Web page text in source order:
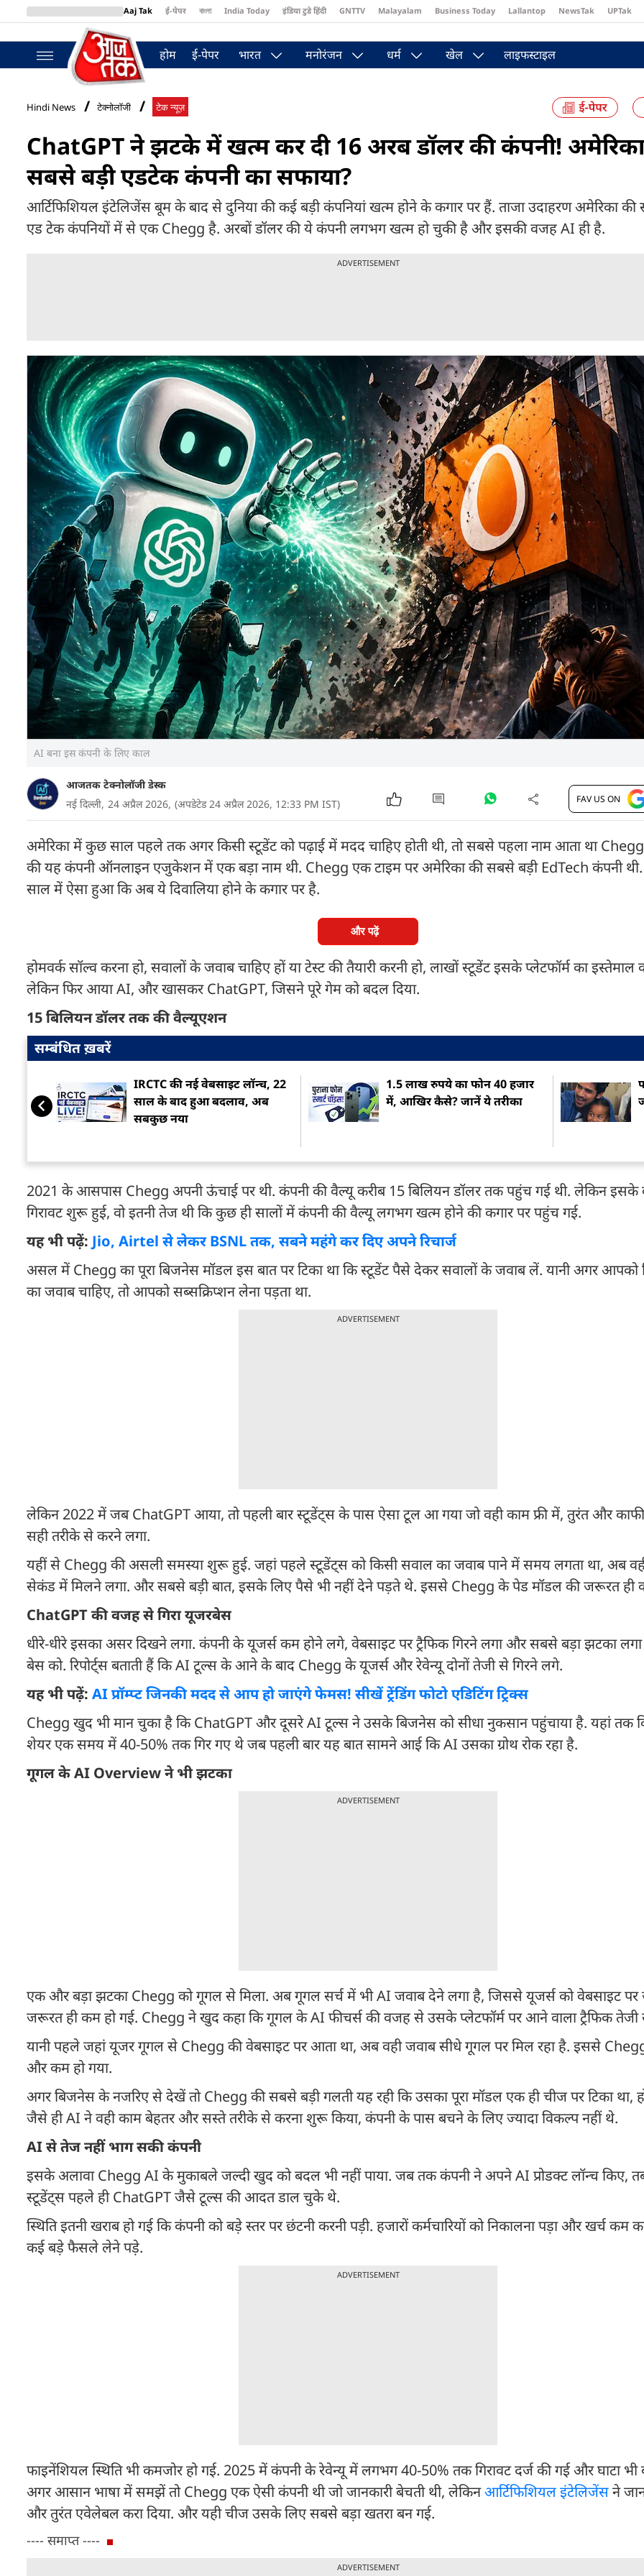
Aaj Tak ई-पेपर বাংলা India Today इंडिया टुडे हिंदी GNTTV Malayalam Business Today Lallantop NewsTak UPTak
BT Bazaar
होम ई-पेपर भारत मनोरंजन धर्म खेल लाइफस्टाइल
Hindi News टेक्नोलॉजी टेक न्यूज़
ChatGPT ने झटके में खत्म कर दी 16 अरब डॉलर की कंपनी!
सबसे बड़ी एडटेक कंपनी का सफाया?
आर्टिफिशियल इंटेलिजेंस बूम के बाद से दुनिया की कई बड़ी कंपनियां खत्म होने के कगार पर हैं. ताजा उदाहरण अमेरिका की
एड टेक कंपनियों में से एक Chegg है. अरबों डॉलर की ये कंपनी लगभग खत्म हो चुकी है और इसकी वजह AI ही है.
ADVERTISEMENT
AI बना इस कंपनी के लिए काल
आजतक टेक्नोलॉजी डेस्क
नई दिल्ली, 24 अप्रैल 2026, (अपडेटेड 24 अप्रैल 2026, 12:33 PM IST) FAV US ON
अमेरिका में कुछ साल पहले तक अगर किसी स्टूडेंट को पढ़ाई में मदद चाहिए होती थी, तो सबसे पहला नाम आता था
की यह कंपनी ऑनलाइन एजुकेशन में एक बड़ा नाम थी. Chegg एक टाइम पर अमेरिका की सबसे बड़ी EdTech कंपनी
साल में ऐसा हुआ कि अब ये दिवालिया होने के कगार पर है.
और पढ़ें
होमवर्क सॉल्व करना हो, सवालों के जवाब चाहिए हों या टेस्ट की तैयारी करनी हो, लाखों स्टूडेंट इसके प्लेटफॉर्म का
लेकिन फिर आया AI, और खासकर ChatGPT, जिसने पूरे गेम को बदल दिया.
15 बिलियन डॉलर तक की वैल्यूएशन
सम्बंधित ख़बरें
IRCTC की नई वेबसाइट लॉन्च, 22
साल के बाद हुआ बदलाव, अब
सबकुछ नया
1.5 लाख रुपये का फोन 40 हजार
में, आखिर कैसे? जानें ये तरीका
2021 के आसपास Chegg अपनी ऊंचाई पर थी. कंपनी की वैल्यू करीब 15 बिलियन डॉलर तक पहुंच गई थी. लेकिन इसके
गिरावट शुरू हुई, वो इतनी तेज थी कि कुछ ही सालों में कंपनी की वैल्यू लगभग खत्म होने की कगार पर पहुंच गई.
यह भी पढ़ें: Jio, Airtel से लेकर BSNL तक, सबने महंगे कर दिए अपने रिचार्ज
असल में Chegg का पूरा बिजनेस मॉडल इस बात पर टिका था कि स्टूडेंट पैसे देकर सवालों के जवाब लें. यानी अगर आपको
का जवाब चाहिए, तो आपको सब्सक्रिप्शन लेना पड़ता था.
ADVERTISEMENT
लेकिन 2022 में जब ChatGPT आया, तो पहली बार स्टूडेंट्स के पास ऐसा टूल आ गया जो वही काम फ्री में, तुरंत और
सही तरीके से करने लगा.
यहीं से Chegg की असली समस्या शुरू हुई. जहां पहले स्टूडेंट्स को किसी सवाल का जवाब पाने में समय लगता था, अब
सेकंड में मिलने लगा. और सबसे बड़ी बात, इसके लिए पैसे भी नहीं देने पड़ते थे. इससे Chegg के पेड मॉडल की जरूरत ही
ChatGPT की वजह से गिरा यूजरबेस
धीरे-धीरे इसका असर दिखने लगा. कंपनी के यूजर्स कम होने लगे, वेबसाइट पर ट्रैफिक गिरने लगा और सबसे बड़ा झटका लगा
बेस को. रिपोर्ट्स बताती हैं कि AI टूल्स के आने के बाद Chegg के यूजर्स और रेवेन्यू दोनों तेजी से गिरने लगे.
यह भी पढ़ें: AI प्रॉम्प्ट जिनकी मदद से आप हो जाएंगे फेमस! सीखें ट्रेंडिंग फोटो एडिटिंग ट्रिक्स
Chegg खुद भी मान चुका है कि ChatGPT और दूसरे AI टूल्स ने उसके बिजनेस को सीधा नुकसान पहुंचाया है. यहां तक
शेयर एक समय में 40-50% तक गिर गए थे जब पहली बार यह बात सामने आई कि AI उसका ग्रोथ रोक रहा है.
गूगल के AI Overview ने भी झटका
ADVERTISEMENT
एक और बड़ा झटका Chegg को गूगल से मिला. अब गूगल सर्च में भी AI जवाब देने लगा है, जिससे यूजर्स को वेबसाइट पर
जरूरत ही कम हो गई. Chegg ने खुद कहा कि गूगल के AI फीचर्स की वजह से उसके प्लेटफॉर्म पर आने वाला ट्रैफिक तेजी
यानी पहले जहां यूजर गूगल से Chegg की वेबसाइट पर आता था, अब वही जवाब सीधे गूगल पर मिल रहा है. इससे
और कम हो गया.
अगर बिजनेस के नजरिए से देखें तो Chegg की सबसे बड़ी गलती यह रही कि उसका पूरा मॉडल एक ही चीज पर टिका था,
जैसे ही AI ने वही काम बेहतर और सस्ते तरीके से करना शुरू किया, कंपनी के पास बचने के लिए ज्यादा विकल्प नहीं थे.
AI से तेज नहीं भाग सकी कंपनी
इसके अलावा Chegg AI के मुकाबले जल्दी खुद को बदल भी नहीं पाया. जब तक कंपनी ने अपने AI प्रोडक्ट लॉन्च किए,
स्टूडेंट्स पहले ही ChatGPT जैसे टूल्स की आदत डाल चुके थे.
स्थिति इतनी खराब हो गई कि कंपनी को बड़े स्तर पर छंटनी करनी पड़ी. हजारों कर्मचारियों को निकालना पड़ा और खर्च कम
कई बड़े फैसले लेने पड़े.
ADVERTISEMENT
फाइनेंशियल स्थिति भी कमजोर हो गई. 2025 में कंपनी के रेवेन्यू में लगभग 40-50% तक गिरावट दर्ज की गई और घाटा भी
अगर आसान भाषा में समझें तो Chegg एक ऐसी कंपनी थी जो जानकारी बेचती थी, लेकिनआर्टिफिशियल इंटेलिजेंसने
और तुरंत एवेलेबल करा दिया. और यही चीज उसके लिए सबसे बड़ा खतरा बन गई.
---- समाप्त ----
ADVERTISEMENT